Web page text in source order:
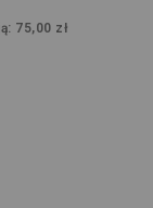
75,00 zł